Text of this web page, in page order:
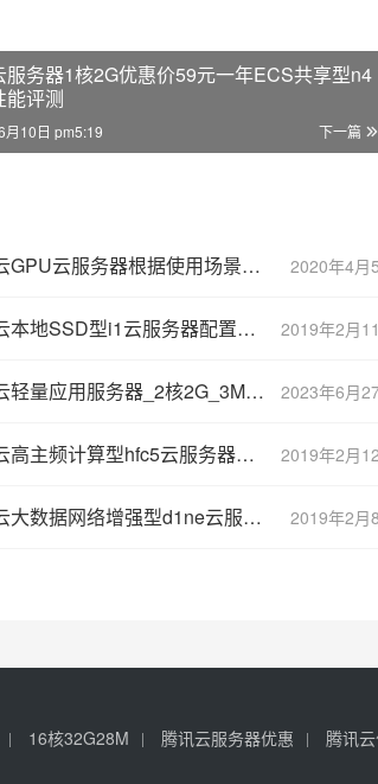
服务器1核2G优惠价59元一年ECS共享型n4
能评测
下一篇
月10日 pm5:19
2020年4月
阿里云GPU云服务器根据使用场景选择实例规格
2019年2月
阿里云本地SSD型i1云服务器配置性能及优惠价格
2023年6月
阿里云轻量应用服务器_2核2G_3M_108元/年【优惠购买入口】
2019年2月
阿里云高主频计算型hfc5云服务器配置性能及优惠价格
2019年2月
阿里云大数据网络增强型d1ne云服务器配置性能及优惠价格
16核32G28M 腾讯云服务器优惠
腾讯